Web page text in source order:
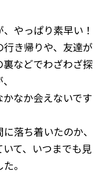
やっぱり素早い！
き帰りや、友達が
などでわざわざ探
なか会えないです
落ち着いたのか、
て、いつまでも見
。